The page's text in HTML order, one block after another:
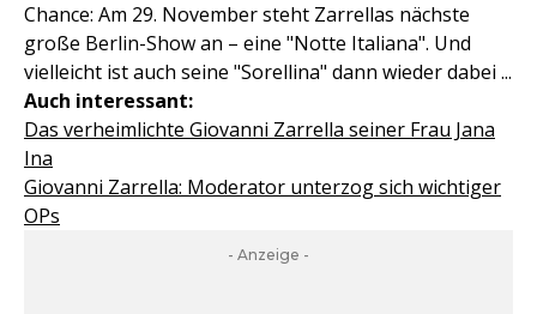
Chance: Am 29. November steht Zarrellas nächste
große Berlin-Show an – eine "Notte Italiana". Und
vielleicht ist auch seine "Sorellina" dann wieder dabei ...
Auch interessant:
Das verheimlichte Giovanni Zarrella seiner Frau Jana
Ina
Giovanni Zarrella: Moderator unterzog sich wichtiger
OPs
- Anzeige -